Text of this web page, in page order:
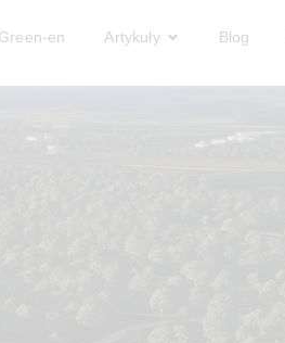
en Artykuły Blog